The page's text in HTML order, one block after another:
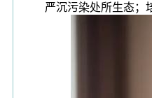
严沉污染处所生态；培